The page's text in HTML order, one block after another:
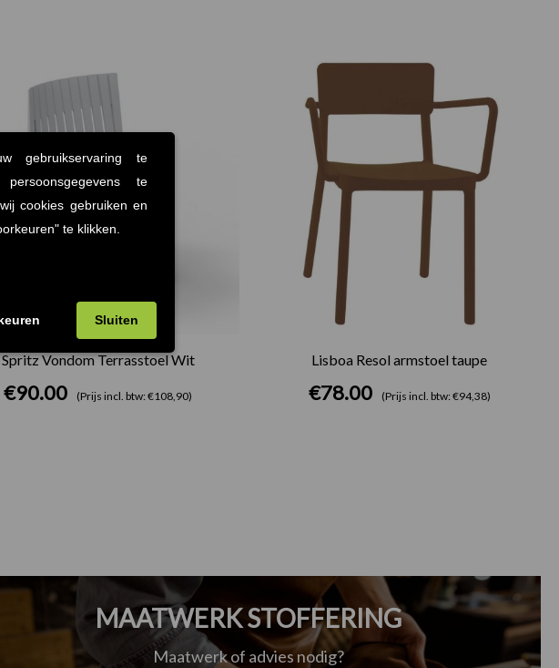
Spritz Vondom Terrasstoel Wit
€90.00 (Prijs incl. btw: €108,90)
Lisboa Resol armstoel taupe
€78.00 (Prijs incl. btw: €94,38)
MAATWERK STOFFERING
Maatwerk of advies nodig?